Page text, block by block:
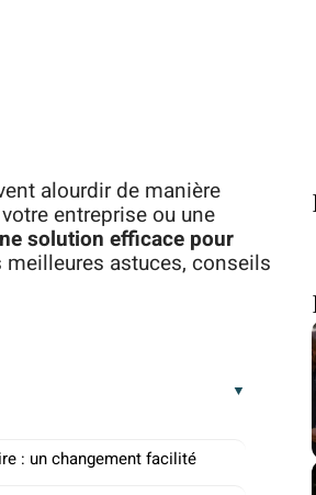
alourdir de manière
entreprise ou une
solution efficace pour
astuces, conseils
: un changement facilité